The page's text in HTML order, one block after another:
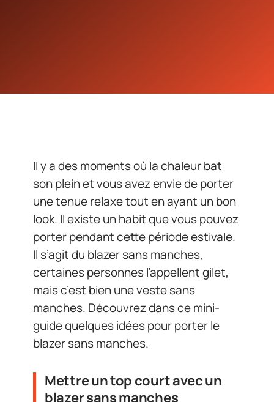
Il y a des moments où la chaleur bat
son plein et vous avez envie de porter
une tenue relaxe tout en ayant un bon
look. Il existe un habit que vous pouvez
porter pendant cette période estivale.
Il s’agit du blazer sans manches,
certaines personnes l’appellent gilet,
mais c’est bien une veste sans
manches. Découvrez dans ce mini-
guide quelques idées pour porter le
blazer sans manches.
Mettre un top court avec un
blazer sans manches